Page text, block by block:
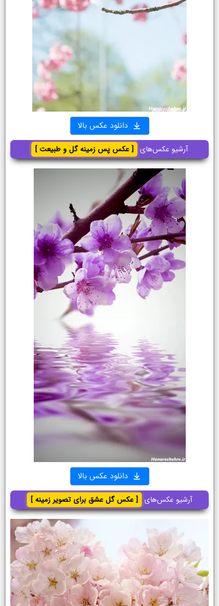
دانلود عکس بالا
آرشیو عکس‌های [ عکس پس زمینه گل و طبیعت ]
دانلود عکس بالا
آرشیو عکس‌های [ عکس گل عشق برای تصویر زمینه ]